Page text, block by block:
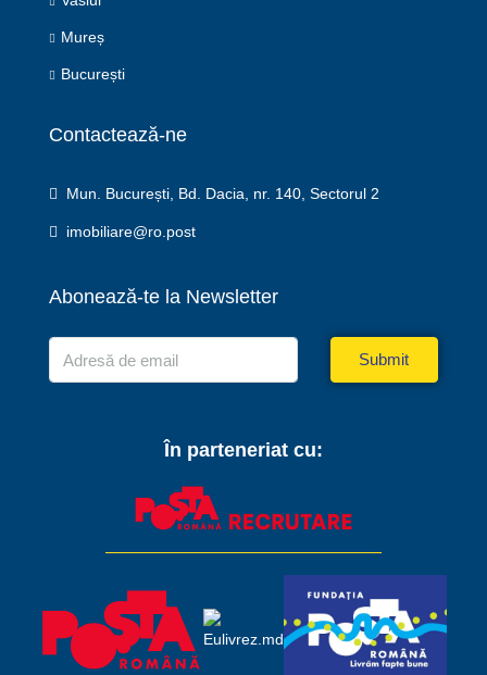
Mureș
București
Contactează-ne
Mun. București, Bd. Dacia, nr. 140, Sectorul 2
imobiliare@ro.post
Abonează-te la Newsletter
Submit
În parteneriat cu: